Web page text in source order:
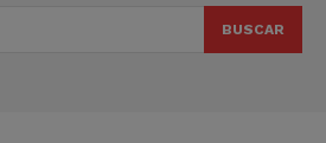
BUSCAR